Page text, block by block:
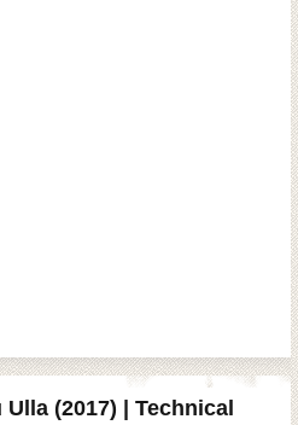
(2017) | Technical